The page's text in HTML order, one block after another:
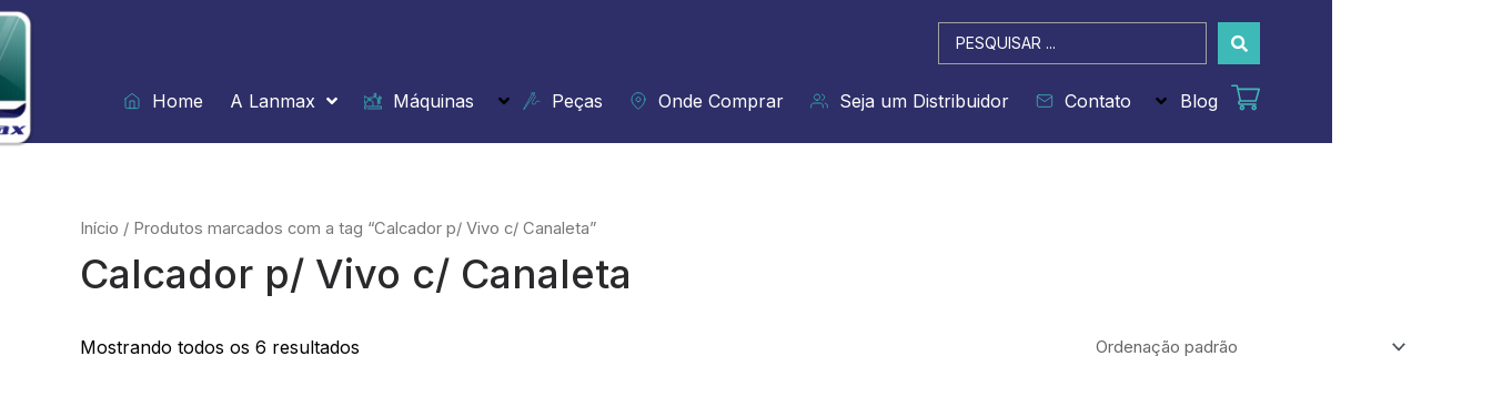
Ir
para
o
conteúdo
Pesquisar
...
Home
A Lanmax Máquinas Peças Onde Comprar Seja um Distribuidor Contato Blog
Início / Produtos marcados com a tag “Calcador p/ Vivo c/ Canaleta”
Calcador p/ Vivo c/ Canaleta
Mostrando todos os 6 resultados